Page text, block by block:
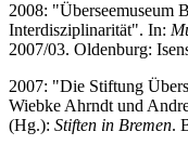
2008: "Überseemuseum
Interdisziplinarität". In:
2007/03. Oldenburg:
2007: "Die Stiftung
Wiebke Ahrndt und
(Hg.): Stiften in Bremen.